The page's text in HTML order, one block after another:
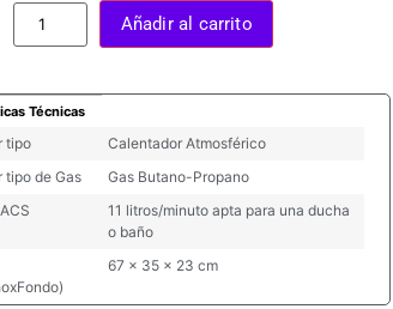
Añadir al carrito
Técnicas
tipo
Calentador Atmosférico
tipo de Gas
Gas Butano-Propano
11 litros/minuto apta para una ducha
o baño
67 x 35 x 23 cm